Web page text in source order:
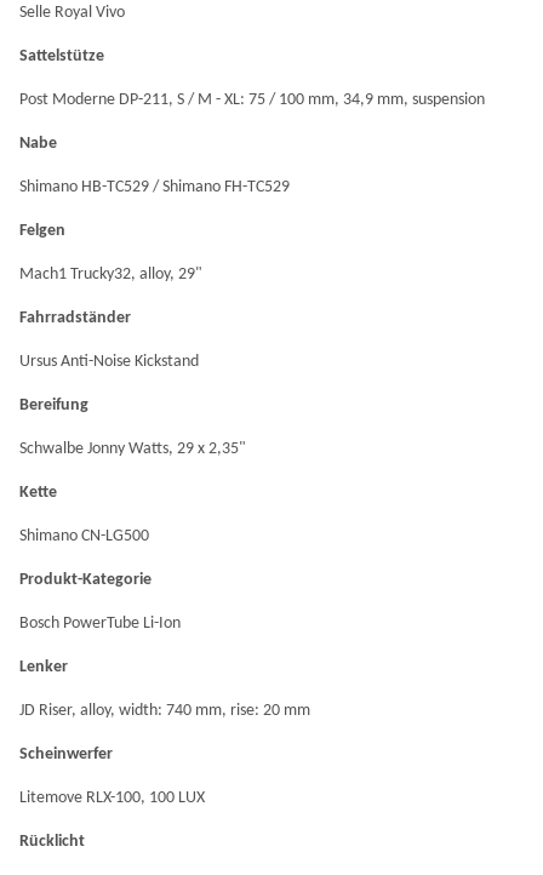
Selle Royal Vivo
Sattelstütze
Post Moderne DP-211, S / M - XL: 75 / 100 mm, 34,9 mm, suspension
Nabe
Shimano HB-TC529 / Shimano FH-TC529
Felgen
Mach1 Trucky32, alloy, 29"
Fahrradständer
Ursus Anti-Noise Kickstand
Bereifung
Schwalbe Jonny Watts, 29 x 2,35"
Kette
Shimano CN-LG500
Produkt-Kategorie
Bosch PowerTube Li-Ion
Lenker
JD Riser, alloy, width: 740 mm, rise: 20 mm
Scheinwerfer
Litemove RLX-100, 100 LUX
Rücklicht